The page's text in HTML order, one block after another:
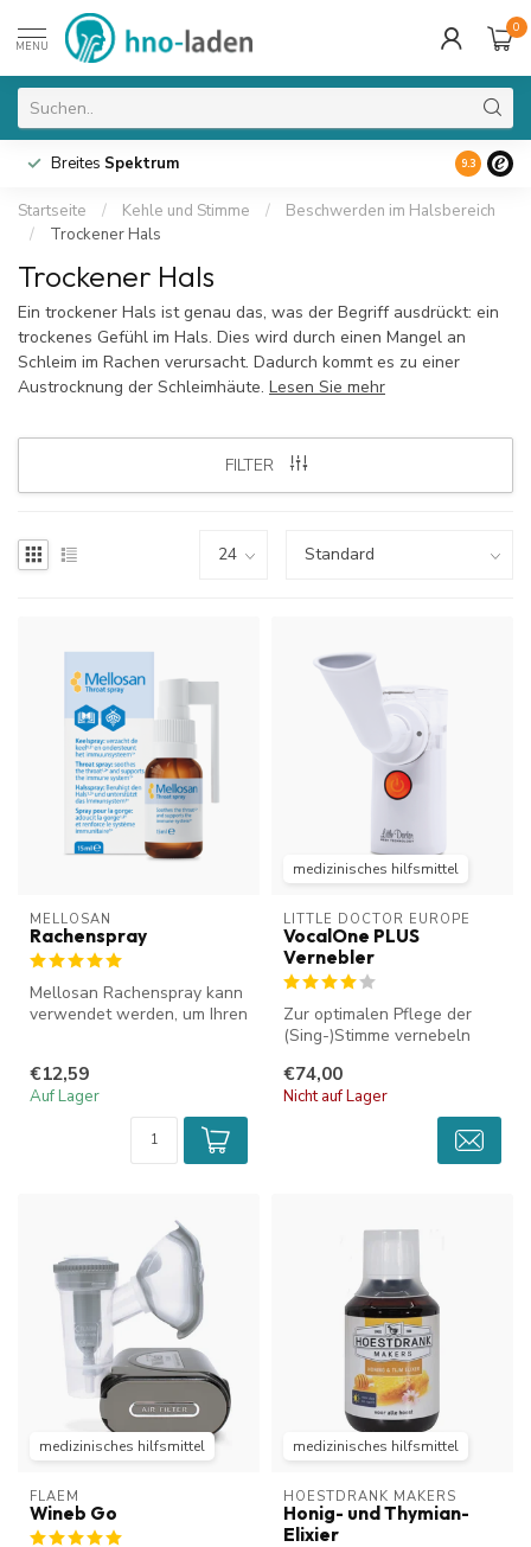
MENU
0
Breites Spektrum 9.3
Startseite / Kehle und Stimme /
Beschwerden im Halsbereich
/
Trockener Hals
Trockener Hals
Ein trockener Hals ist genau das, was der Begriff ausdrückt: ein
trockenes Gefühl im Hals. Dies wird durch einen Mangel an
Schleim im Rachen verursacht. Dadurch kommt es zu einer
Austrocknung der Schleimhäute. Lesen Sie mehr
FILTER
MELLOSAN
Rachenspray
Mellosan Rachenspray kann
verwendet werden, um Ihren
€12,59
Auf Lager
medizinisches hilfsmittel
LITTLE DOCTOR EUROPE
VocalOne PLUS
Vernebler
Zur optimalen Pflege der
(Sing-)Stimme vernebeln
Voc...
€74,00
Nicht auf Lager
medizinisches hilfsmittel
FLAEM
Wineb Go
medizinisches hilfsmittel
HOESTDRANK MAKERS
Honig- und Thymian-
Elixier